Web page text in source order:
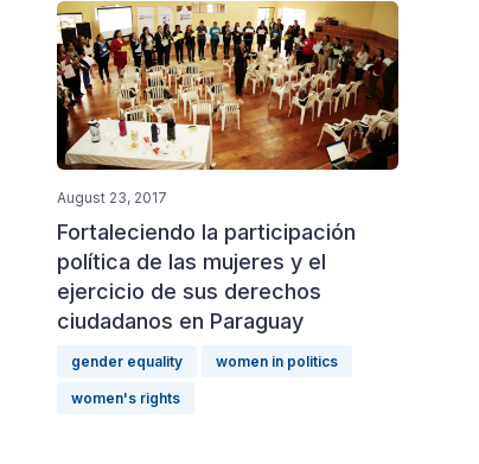
August 23, 2017
Fortaleciendo la participación
política de las mujeres y el
ejercicio de sus derechos
ciudadanos en Paraguay
gender equality women in politics
women's rights